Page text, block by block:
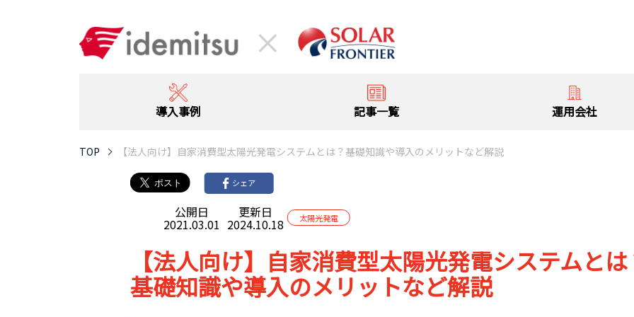
導入事例 記事一覧 運用会社
TOP 【法人向け】自家消費型太陽光発電システムとは？基礎知識や導入のメリットなど解説
シェア
公開日
2021.03.01
更新日
2024.10.18 太陽光発電
【法人向け】自家消費型太陽光発電システムとは
基礎知識や導入のメリットなど解説